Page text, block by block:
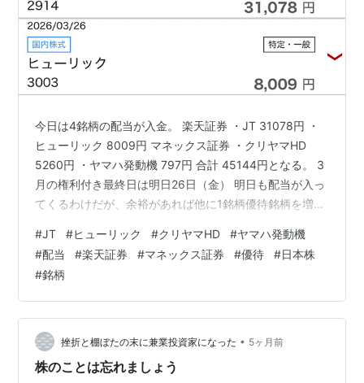
今日は4銘柄の配当が入金。 楽天証券 ・JT 31078円 ・
ヒューリック 8009円 マネックス証券 ・クリヤマHD
5260円 ・ヤマハ発動機 797円 合計 45144円となる。 3
月の権利付き最終日は明日26日（金） 明日も配当が入っ
てくるわけだが、余裕があれば他に1銘柄優待銘柄を増や
にほんブログ村
#JT #ヒューリック #クリヤマHD #ヤマハ発動機
#配当 #楽天証券 #マネックス証券 #優待 #日本株
#銘柄
挫折と棚ぼたの末に兼業投資家になった • 5ヶ月前
株のことは忘れましょう